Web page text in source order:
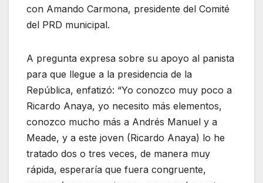
con Amando Carmona, presidente del Comité
del PRD municipal.
A pregunta expresa sobre su apoyo al panista
para que llegue a la presidencia de la
República, enfatizó: “Yo conozco muy poco a
Ricardo Anaya, yo necesito más elementos,
conozco mucho más a Andrés Manuel y a
Meade, y a este joven (Ricardo Anaya) lo he
tratado dos o tres veces, de manera muy
rápida, esperaría que fuera congruente,